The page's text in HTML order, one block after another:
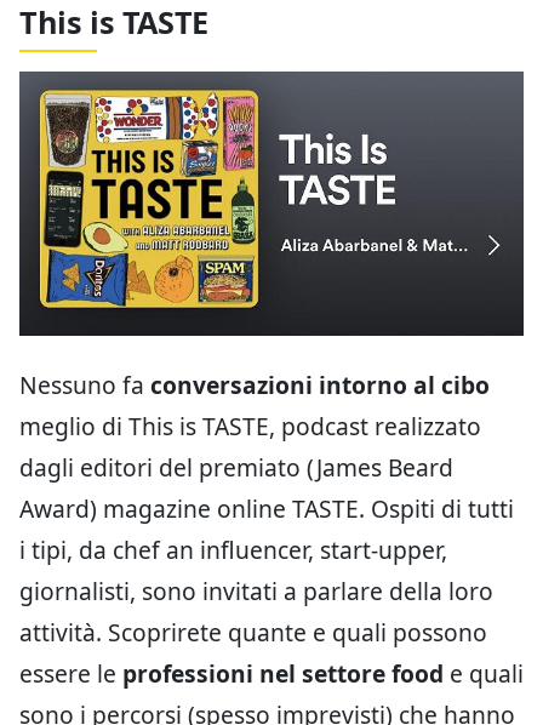
This is TASTE
Nessuno fa conversazioni intorno al cibo
meglio di This is TASTE, podcast realizzato
dagli editori del premiato (James Beard
Award) magazine online TASTE. Ospiti di tutti
i tipi, da chef an influencer, start-upper,
giornalisti, sono invitati a parlare della loro
attività. Scoprirete quante e quali possono
essere le professioni nel settore food e quali
sono i percorsi (spesso imprevisti) che hanno